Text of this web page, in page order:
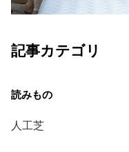
つ
商
品
の
記事カテゴリ
人工芝